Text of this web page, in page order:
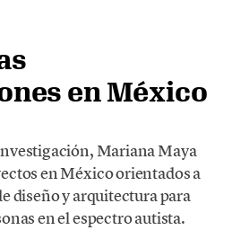
en México
Mariana Maya
en México orientados a
diseño y arquitectura para
en el espectro autista.